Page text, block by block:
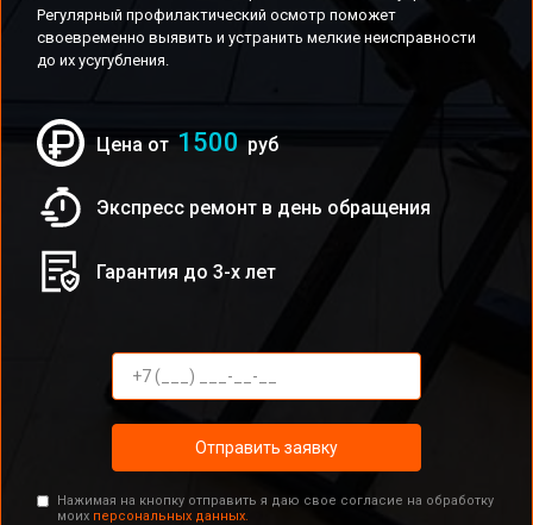
Регулярный профилактический осмотр поможет
своевременно выявить и устранить мелкие неисправности
до их усугубления.
Цена от 1500 руб
Экспресс ремонт в день обращения
Гарантия до 3-х лет
Отправить заявку
Нажимая на кнопку отправить я даю свое согласие на обработку
моих персональных данных.